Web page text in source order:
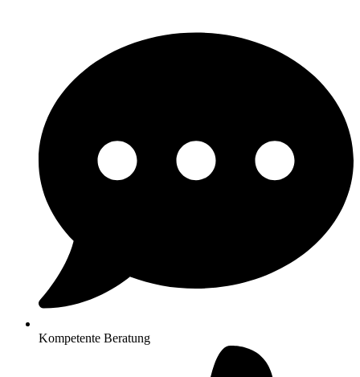
Kompetente Beratung